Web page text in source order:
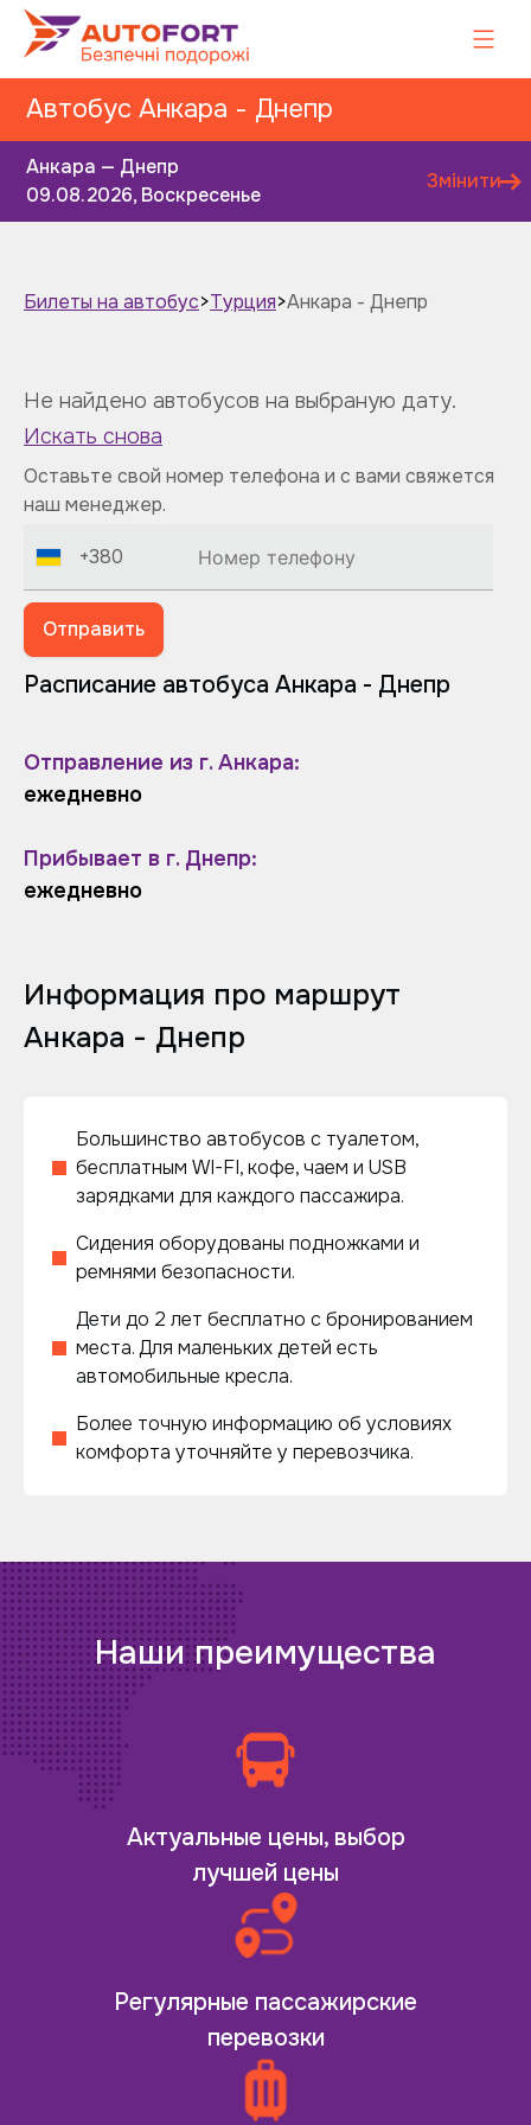
Автобус Анкара - Днепр
Анкара — Днепр
09.08.2026, Воскресенье
Змінити
Билеты на автобус>Турция>Анкара - Днепр
Не найдено автобусов на выбраную дату.
Искать снова
Оставьте свой номер телефона и с вами свяжется
наш менеджер.
+380
Отправить
Расписание автобуса Анкара - Днепр
Отправление из г. Анкара:
ежедневно
Прибывает в г. Днепр:
ежедневно
Информация про маршрут
Анкара - Днепр
Большинство автобусов с туалетом,
бесплатным WI-FI, кофе, чаем и USB
зарядками для каждого пассажира.
Сидения оборудованы подножками и
ремнями безопасности.
Дети до 2 лет бесплатно с бронированием
места. Для маленьких детей есть
автомобильные кресла.
Более точную информацию об условиях
комфорта уточняйте у перевозчика.
Наши преимущества
Актуальные цены, выбор
лучшей цены
Регулярные пассажирские
перевозки